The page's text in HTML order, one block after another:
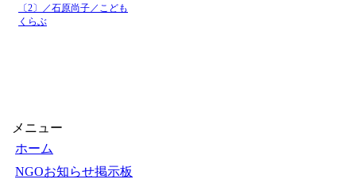
〔2〕／石原尚子／こども
くらぶ
メニュー
ホーム
NGOお知らせ掲示板